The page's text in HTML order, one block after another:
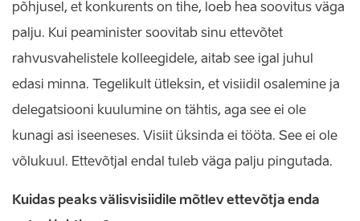
põhjusel, et konkurents on tihe, loeb hea soovitus väga
palju. Kui peaminister soovitab sinu ettevõtet
rahvusvahelistele kolleegidele, aitab see igal juhul
edasi minna. Tegelikult ütleksin, et visiidil osalemine ja
delegatsiooni kuulumine on tähtis, aga see ei ole
kunagi asi iseeneses. Visiit üksinda ei tööta. See ei ole
võlukuul. Ettevõtjal endal tuleb väga palju pingutada.
Kuidas peaks välisvisiidile mõtlev ettevõtja enda